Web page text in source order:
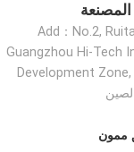
Add：No.2,
Guangzhou Hi-Tech
Development Zone,
ممون